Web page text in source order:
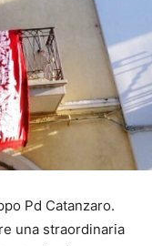
Pd Catanzaro.
una straordinaria